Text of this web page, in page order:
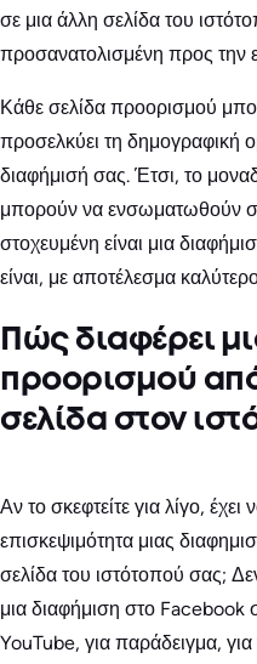
σε μια άλλη σελίδα του
προσανατολισμένη προς την
Κάθε σελίδα προορισμού
προσελκύει τη δημογραφική
διαφήμισή σας. Έτσι, το
μπορούν να ενσωματωθούν
στοχευμένη είναι μια
είναι, με αποτέλεσμα
Πώς διαφέρει
προορισμού
σελίδα στον
Αν το σκεφτείτε για λίγο,
επισκεψιμότητα μιας
σελίδα του ιστότοπού σας;
μια διαφήμιση στο Facebook
YouTube, για παράδειγμα,